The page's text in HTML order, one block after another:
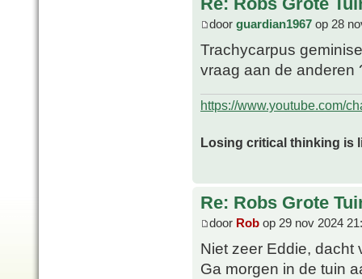
door guardian1967 op 28
Trachycarpus
vraag aan de anderen
https://www.youtube.com/
Losing critical thinking is
Re: Robs Grote
door Rob op 29 nov 2024
Niet zeer Eddie, dacht
Ga morgen in de tuin